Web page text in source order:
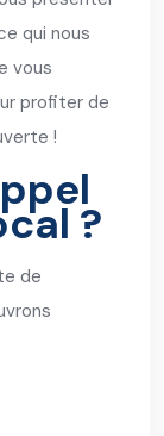
qui nous
vous
profiter de
!
?
de